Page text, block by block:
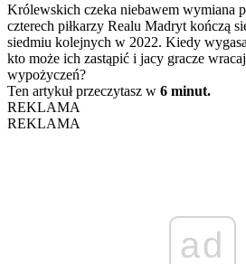
Królewskich czeka niebawem wymiana
czterech piłkarzy Realu Madryt kończą
siedmiu kolejnych w 2022. Kiedy
kto może ich zastąpić i jacy gracze
wypożyczeń?
Ten artykuł przeczytasz w 6 minut.
REKLAMA
REKLAMA
ad